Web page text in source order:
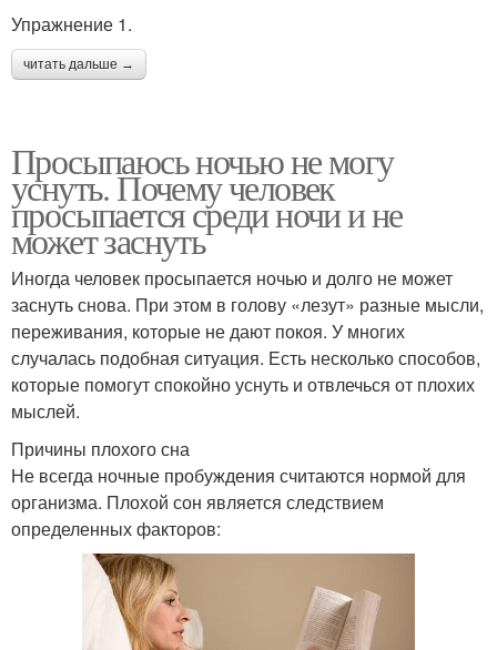
Упражнение 1.
читать дальше →
Просыпаюсь ночью не могу
уснуть. Почему человек
просыпается среди ночи и не
может заснуть
Иногда человек просыпается ночью и долго не может
заснуть снова. При этом в голову «лезут» разные мысли,
переживания, которые не дают покоя. У многих
случалась подобная ситуация. Есть несколько способов,
которые помогут спокойно уснуть и отвлечься от плохих
мыслей.
Причины плохого сна
Не всегда ночные пробуждения считаются нормой для
организма. Плохой сон является следствием
определенных факторов: